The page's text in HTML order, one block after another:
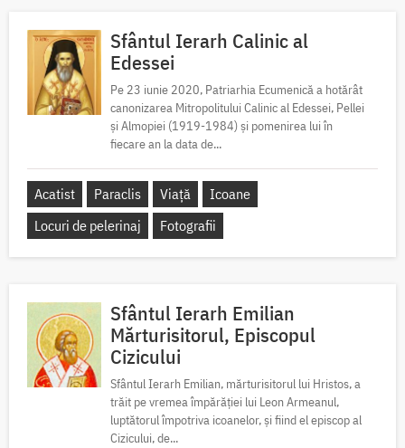
Sfântul Ierarh Calinic al
Edessei
Pe 23 iunie 2020, Patriarhia Ecumenică a hotărât
canonizarea Mitropolitului Calinic al Edessei, Pellei
și Almopiei (1919-1984) și pomenirea lui în
fiecare an la data de...
Acatist Paraclis Viață
Icoane
Locuri de pelerinaj
Fotografii
Sfântul Ierarh Emilian
Mărturisitorul, Episcopul
Cizicului
Sfântul Ierarh Emilian, mărturisitorul lui Hristos, a
trăit pe vremea împărăției lui Leon Armeanul,
luptătorul împotriva icoanelor, și fiind el episcop al
Cizicului, de...